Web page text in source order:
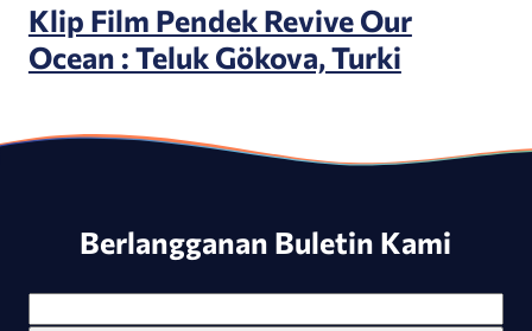
Klip Film Pendek Revive Our
Ocean : Teluk Gökova, Turki
Berlangganan Buletin Kami